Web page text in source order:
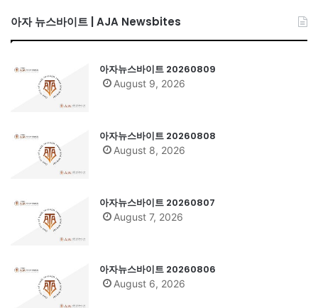
아자 뉴스바이트 | AJA Newsbites
아자뉴스바이트 20260809
August 9, 2026
아자뉴스바이트 20260808
August 8, 2026
아자뉴스바이트 20260807
August 7, 2026
아자뉴스바이트 20260806
August 6, 2026